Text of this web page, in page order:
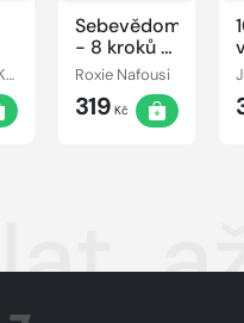
Ičiró Kišimi, Koga Fumitake
Sebevědomí
- 8 kroků k
poznání
vlastní
hodnoty
Roxie Nafousi
319 Kč